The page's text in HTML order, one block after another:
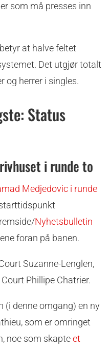
som må presses inn
at halve feltet
Det utgjør totalt
og herrer i singles.
Status
i runde to
Medjedovic i runde
Nyhetsbulletin
foran på banen.
Suzanne-Lenglen,
Phillipe Chatrier.
(i denne omgang) en ny
som er omringet
noe som skapteet